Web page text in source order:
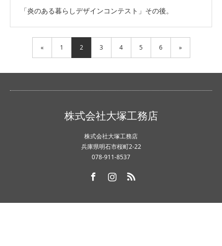
「炎のある暮らしデザインコンテスト」その後。
« 1 2 3 4 5 6 »
株式会社大塚工務店
株式会社大塚工務店
兵庫県明石市桜町2-22
078-911-8537